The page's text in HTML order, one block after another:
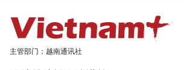
主管部门：越南通讯社